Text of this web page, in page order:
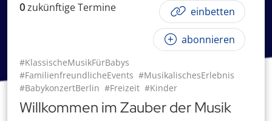
0zukünftigeTermine einbetten
abonnieren
#KlassischeMusikFürBabys
#FamilienfreundlicheEvents #MusikalischesErlebnis
#BabykonzertBerlin #Freizeit #Kinder
Willkommen im Zauber der Musik